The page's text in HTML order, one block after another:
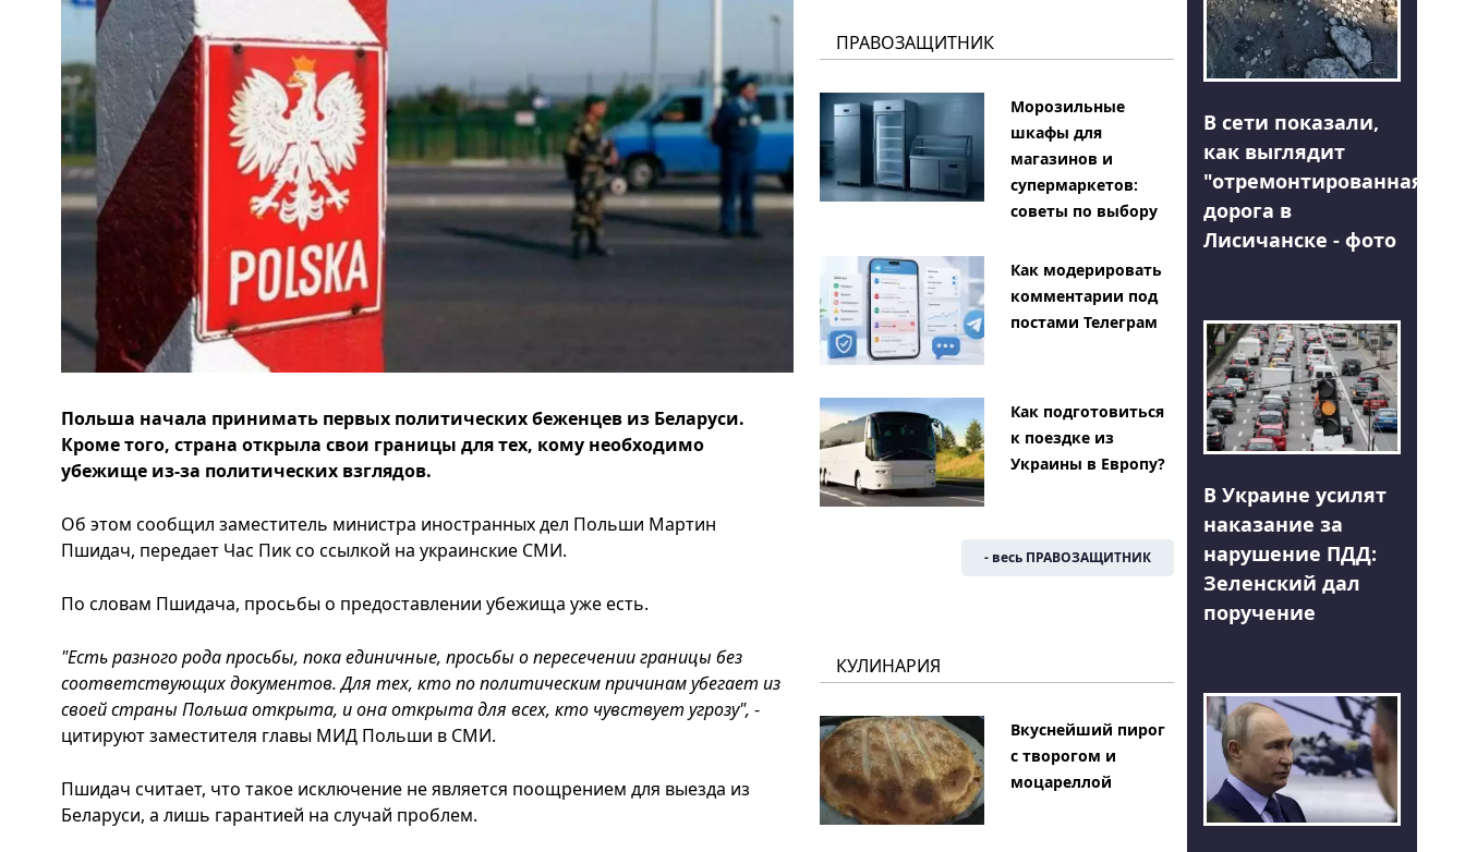
Польша начала принимать первых политических беженцев из Беларуси.
Кроме того, страна открыла свои границы для тех, кому необходимо
убежище из-за политических взглядов.
Об этом сообщил заместитель министра иностранных дел Польши Мартин
Пшидач, передает Час Пик со ссылкой на украинские СМИ.
По словам Пшидача, просьбы о предоставлении убежища уже есть.
"Есть разного рода просьбы, пока единичные, просьбы о пересечении границы без
соответствующих документов. Для тех, кто по политическим причинам убегает из
своей страны Польша открыта, и она открыта для всех, кто чувствует угрозу", -
цитируют заместителя главы МИД Польши в СМИ.
Пшидач считает, что такое исключение не является поощрением для выезда из
Беларуси, а лишь гарантией на случай проблем.
ПРАВОЗАЩИТНИК
Морозильные
шкафы для
магазинов и
супермаркетов:
советы по выбору
Как модерировать
комментарии под
постами Телеграм
Как подготовиться
к поездке из
Украины в Европу?
- весь ПРАВОЗАЩИТНИК
КУЛИНАРИЯ
Вкуснейший пирог
с творогом и
моцареллой
В сети показали,
как выглядит
"отремонтированная"
дорога в
Лисичанске - фото
В Украине усилят
наказание за
нарушение ПДД:
Зеленский дал
поручение